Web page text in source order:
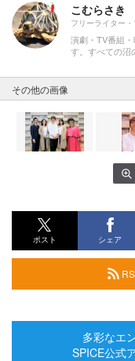
こむらさき
フリーライター
演劇・TV番組
す。すべての沼
その他の画像
ポスト シェア
多彩なエ
SPICE公式